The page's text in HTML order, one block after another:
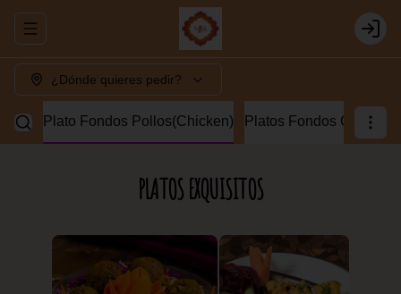
Abrir menu de navegación Login
¿Dónde quieres pedir?
Plato Fondos Pollos(Chicken) Platos Fondos
PLATOS EXQUISITOS